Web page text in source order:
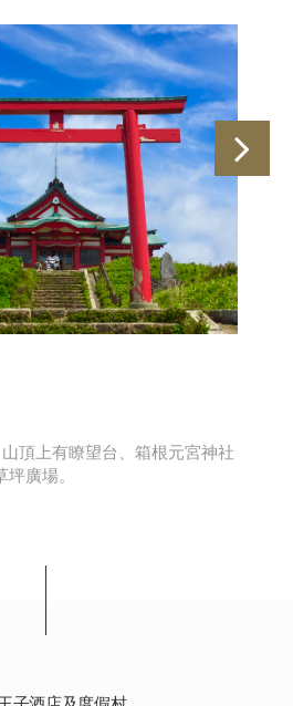
頂上有瞭望台、箱根元宮神社
廣場。